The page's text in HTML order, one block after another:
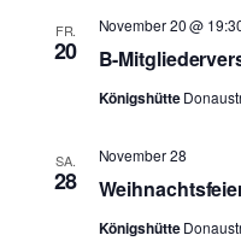
FR.
20 B-
November 20 @
Königshütte
SA.
28
November 28
Königshütte